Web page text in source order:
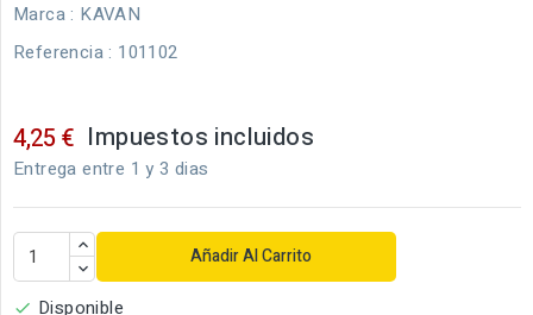
Marca : KAVAN
Referencia : 101102
4,25 € Impuestos incluidos
Entrega entre 1 y 3 dias
Añadir Al Carrito
 Disponible